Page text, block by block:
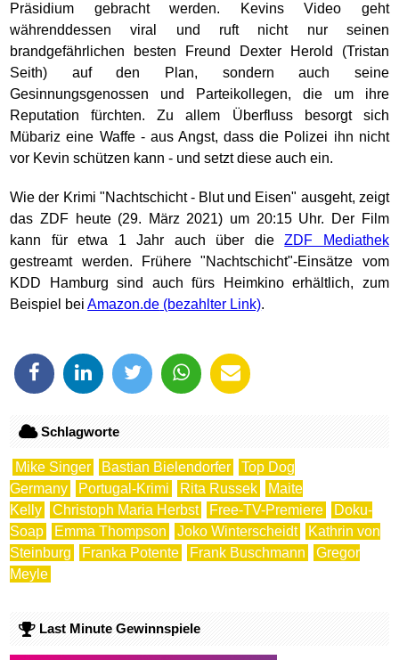
Präsidium gebracht werden. Kevins Video geht
währenddessen viral und ruft nicht nur seinen
brandgefährlichen besten Freund Dexter Herold (Tristan
Seith) auf den Plan, sondern auch seine
Gesinnungsgenossen und Parteikollegen, die um ihre
Reputation fürchten. Zu allem Überfluss besorgt sich
Mübariz eine Waffe - aus Angst, dass die Polizei ihn nicht
vor Kevin schützen kann - und setzt diese auch ein.
Wie der Krimi "Nachtschicht - Blut und Eisen" ausgeht, zeigt
das ZDF heute (29. März 2021) um 20:15 Uhr. Der Film
kann für etwa 1 Jahr auch über dieZDF Mediathek
gestreamt werden. Frühere "Nachtschicht"-Einsätze vom
KDD Hamburg sind auch fürs Heimkino erhältlich, zum
Beispiel beiAmazon.de .
Schlagworte
Mike Singer Bastian Bielendorfer
Top Dog
Germany
Portugal-Krimi Rita Russek
Maite
Kelly
Christoph Maria Herbst Free-TV-Premiere
Doku-
Soap
Emma Thompson Joko Winterscheidt
Kathrin von
Steinburg
Franka Potente Frank Buschmann
Gregor
Meyle
Last Minute Gewinnspiele